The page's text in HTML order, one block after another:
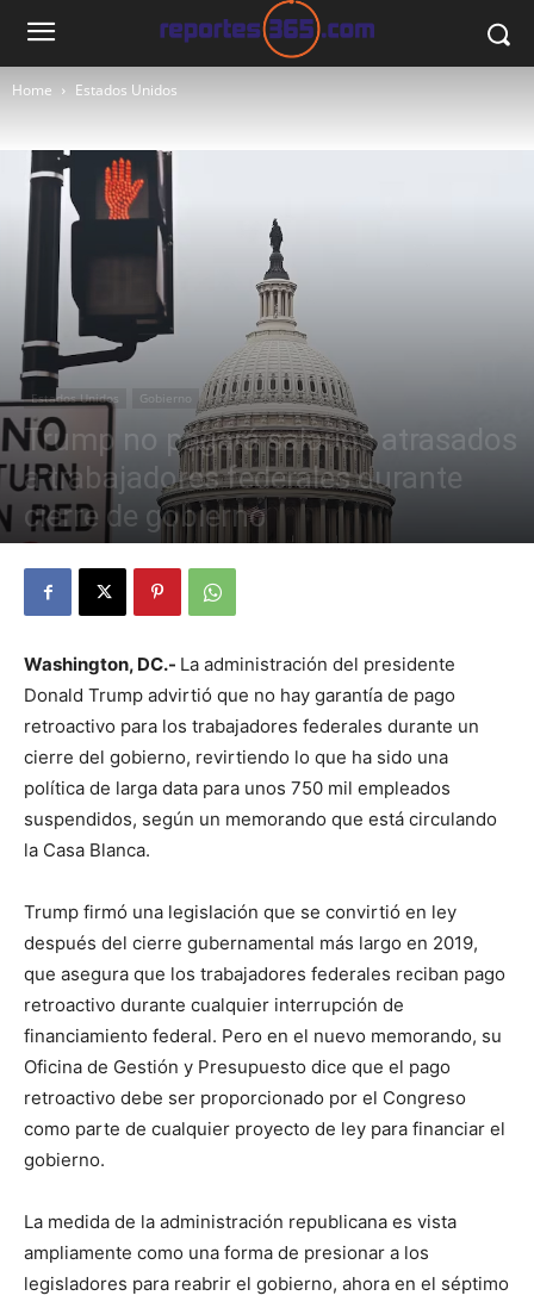
Home Estados Unidos
Estados Unidos Gobierno
Trump no pagará salarios atrasados
a trabajadores federales durante
cierre de gobierno
Washington, DC.- La administración del presidente
Donald Trump advirtió que no hay garantía de pago
retroactivo para los trabajadores federales durante un
cierre del gobierno, revirtiendo lo que ha sido una
política de larga data para unos 750 mil empleados
suspendidos, según un memorando que está circulando
la Casa Blanca.
Trump firmó una legislación que se convirtió en ley
después del cierre gubernamental más largo en 2019,
que asegura que los trabajadores federales reciban pago
retroactivo durante cualquier interrupción de
financiamiento federal. Pero en el nuevo memorando, su
Oficina de Gestión y Presupuesto dice que el pago
retroactivo debe ser proporcionado por el Congreso
como parte de cualquier proyecto de ley para financiar el
gobierno.
La medida de la administración republicana es vista
ampliamente como una forma de presionar a los
legisladores para reabrir el gobierno, ahora en el séptimo